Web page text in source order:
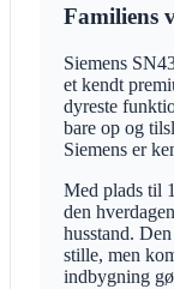
Familiens
Siemens
et kendt
dyreste
bare op og
Siemens er
Med plads til
den
husstand.
stille, men
indbygning